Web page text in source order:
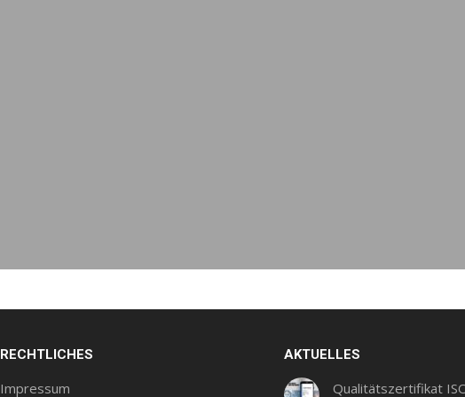
RECHTLICHES
Impressum
AKTUELLES
Qualitätszertifikat